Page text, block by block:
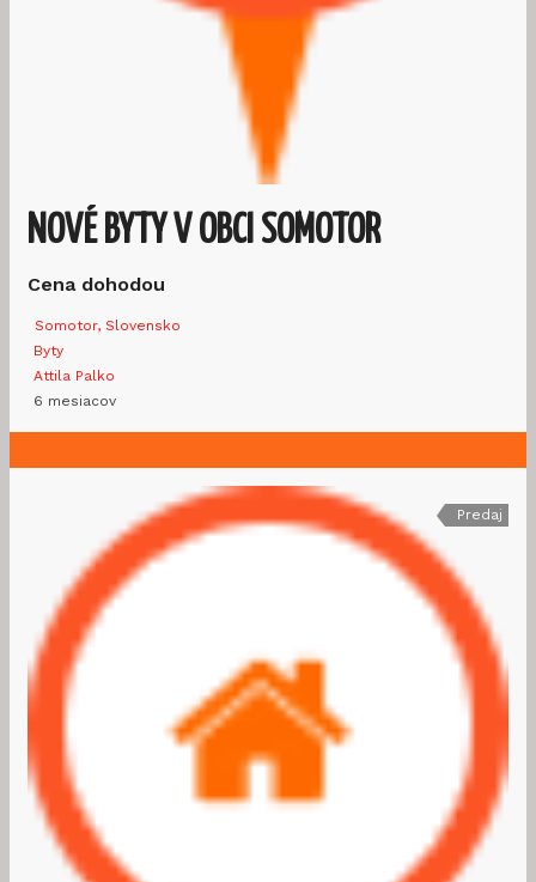
NOVÉ BYTY V OBCI SOMOTOR
Cena dohodou
Somotor, Slovensko
Byty
Attila Palko
6 mesiacov
Predaj